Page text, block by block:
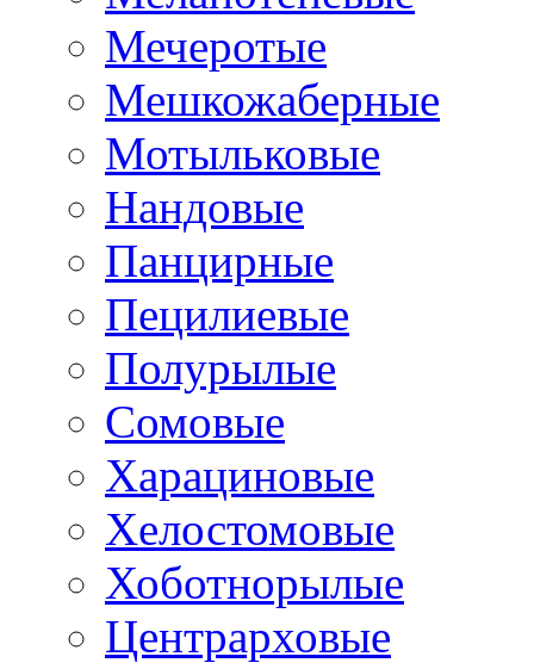
Мечеротые
Мешкожаберные
Мотыльковые
Нандовые
Панцирные
Пецилиевые
Полурылые
Сомовые
Харациновые
Хелостомовые
Хоботнорылые
Центрарховые